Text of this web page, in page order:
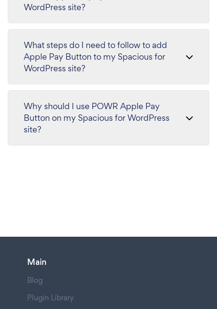
WordPress site?
What steps do I need to follow to add
Apple Pay Button to my Spacious for
WordPress site?
Why should I use POWR Apple Pay
Button on my Spacious for WordPress
site?
Main
Blog
Plugin Library